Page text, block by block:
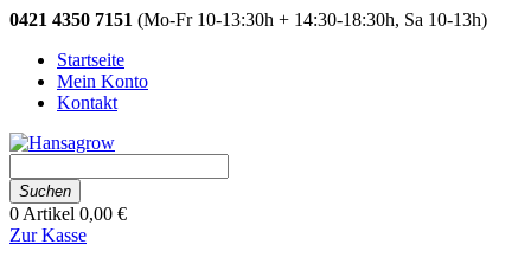
0421 4350 7151 (Mo-Fr 10-13:30h + 14:30-18:30h, Sa 10-13h)
Startseite
Mein Konto
Kontakt
Suchen
0 Artikel 0,00 €
Zur Kasse